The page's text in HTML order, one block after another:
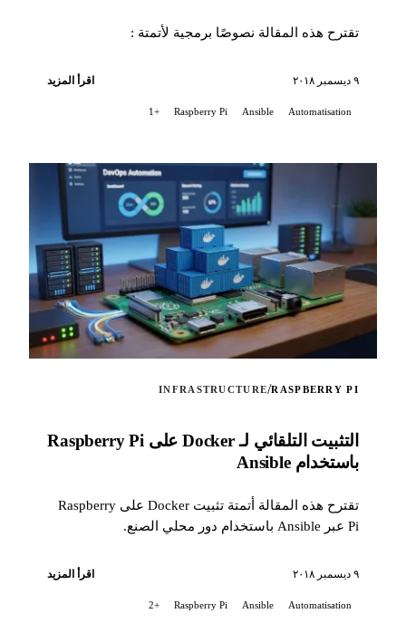
تقترح هذه المقالة نصوصًا برمجية لأتمتة :
٩ ديسمبر ٢٠١٨ اقرأ المزيد
Automatisation
Ansible
Raspberry Pi
+1
RASPBERRY PI
/
INFRASTRUCTURE
التثبيت التلقائي لـ Docker على Raspberry Pi
باستخدام Ansible
تقترح هذه المقالة أتمتة تثبيت Docker على Raspberry
Pi عبر Ansible باستخدام دور محلي الصنع.
٩ ديسمبر ٢٠١٨ اقرأ المزيد
Automatisation
Ansible
Raspberry Pi
+2